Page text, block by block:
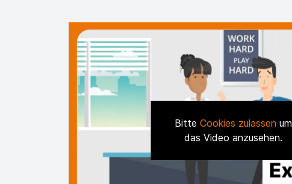
Bitte Cookies zulassen um
das Video anzusehen.